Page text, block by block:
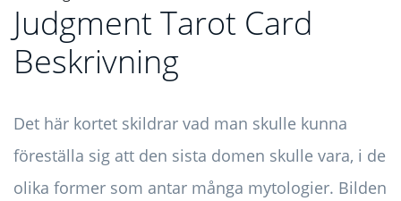
Judgment Tarot Card
Beskrivning
Det här kortet skildrar vad man skulle kunna
föreställa sig att den sista domen skulle vara, i de
olika former som antar många mytologier. Bilden